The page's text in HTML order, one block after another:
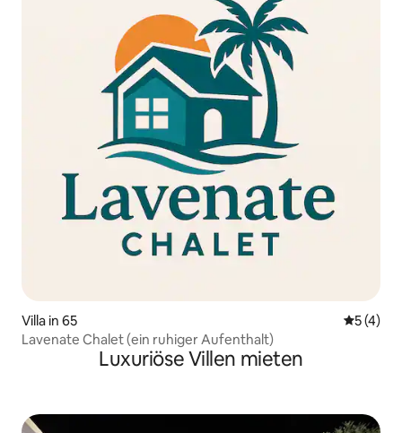
Villa in 65
5 (4)
Lavenate Chalet (ein ruhiger Aufenthalt)
Luxuriöse Villen mieten